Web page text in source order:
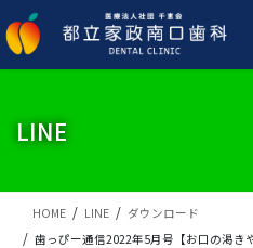
ン
テ
ビ
ゲ
移
LINE
HOME LINE
ダウンロード
歯っぴー通信2022年5月号【お口の渇き